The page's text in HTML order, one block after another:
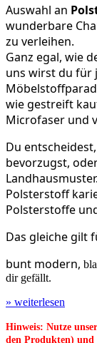
Auswahl an
wunderbare
zu verleihen.
Ganz egal, wie
uns wirst du für
wie gestreift
Microfaser und
Du
bevorzugst,
Polsterstoff
Polsterstoffe
Das gleiche gilt
bunt modern,
dir gefällt.
» weiterlesen
Hinweis: Nutze
den Produkten) und